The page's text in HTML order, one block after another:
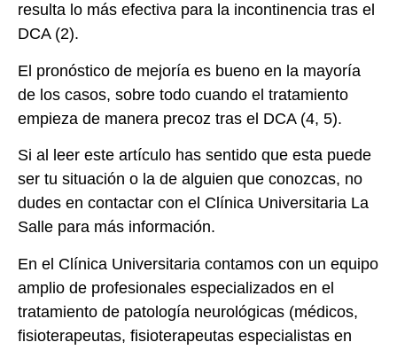
resulta lo más efectiva para la incontinencia tras el
DCA (2).
El pronóstico de mejoría es bueno en la mayoría
de los casos, sobre todo cuando el tratamiento
empieza de manera precoz tras el DCA (4, 5).
Si al leer este artículo has sentido que esta puede
ser tu situación o la de alguien que conozcas, no
dudes en contactar con el Clínica Universitaria La
Salle para más información.
En el Clínica Universitaria contamos con un equipo
amplio de profesionales especializados en el
tratamiento de patología neurológicas (médicos,
fisioterapeutas, fisioterapeutas especialistas en